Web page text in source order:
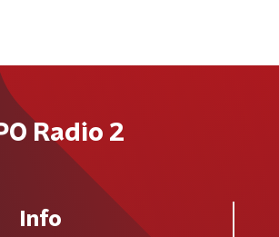
Radio 2
Info